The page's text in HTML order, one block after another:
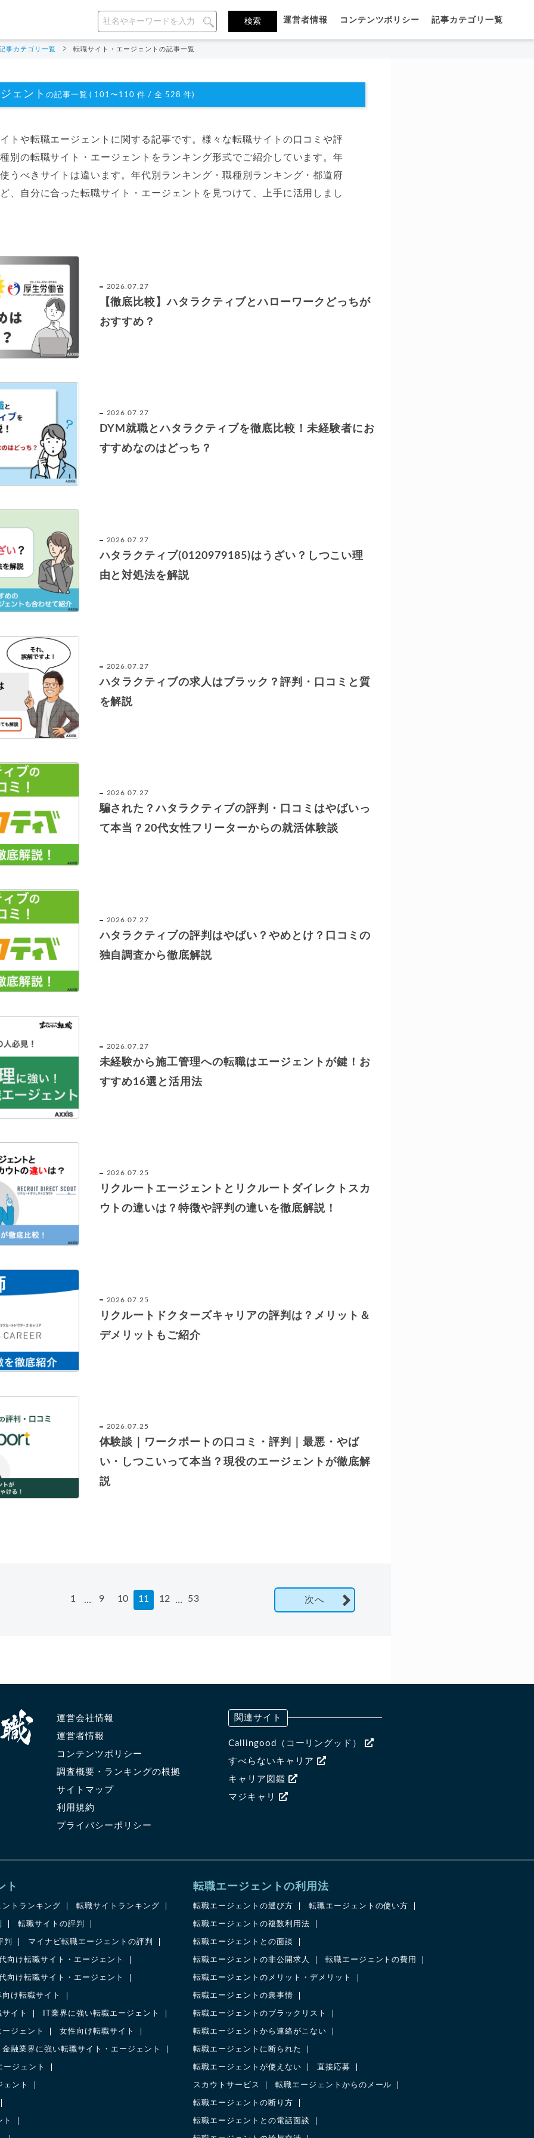
運営者情報 コンテンツポリシー 記事カテゴリ一覧
事カテゴリ一覧 転職サイト・エージェントの記事一覧
ェント の記事一覧 ( 101〜110 件 / 全 528 件)
トや転職エージェントに関する記事です。様々な転職サイトの口コミや評
別の転職サイト・エージェントをランキング形式でご紹介しています。年
うべきサイトは違います。年代別ランキング・職種別ランキング・都道府
、自分に合った転職サイト・エージェントを見つけて、上手に活用しまし
2026.07.27
【徹底比較】ハタラクティブとハローワークどっちが
おすすめ？
2026.07.27
DYM就職とハタラクティブを徹底比較！未経験者にお
すすめなのはどっち？
2026.07.27
ハタラクティブ(0120979185)はうざい？しつこい理
由と対処法を解説
2026.07.27
ハタラクティブの求人はブラック？評判・口コミと質
を解説
2026.07.27
騙された？ハタラクティブの評判・口コミはやばいっ
て本当？20代女性フリーターからの就活体験談
2026.07.27
ハタラクティブの評判はやばい？やめとけ？口コミの
独自調査から徹底解説
2026.07.27
未経験から施工管理への転職はエージェントが鍵！お
すすめ16選と活用法
2026.07.25
リクルートエージェントとリクルートダイレクトスカ
ウトの違いは？特徴や評判の違いを徹底解説！
2026.07.25
リクルートドクターズキャリアの評判は？メリット＆
デメリットもご紹介
2026.07.25
体験談｜ワークポートの口コミ・評判｜最悪・やば
い・しつこいって本当？現役のエージェントが徹底解
説
1 … 9 10 11 12 … 53 次へ
運営会社情報
運営者情報
コンテンツポリシー
調査概要・ランキングの根拠
サイトマップ
利用規約
プライバシーポリシー
関連サイト
Callingood（コーリングッド）
すべらないキャリア
キャリア図鑑
マジキャリ
ト
トランキング 転職サイトランキング
転職サイトの評判
判 マイナビ転職エージェントの評判
向け転職サイト・エージェント
向け転職サイト・エージェント
け転職サイト
イト IT業界に強い転職エージェント
ジェント 女性向け転職サイト
金融業界に強い転職サイト・エージェント
ジェント
ェント
ト
転職エージェントの利用法
転職エージェントの選び方 転職エージェントの使い方
転職エージェントの複数利用法
転職エージェントとの面談
転職エージェントの非公開求人 転職エージェントの費用
転職エージェントのメリット・デメリット
転職エージェントの裏事情
転職エージェントのブラックリスト
転職エージェントから連絡がこない
転職エージェントに断られた
転職エージェントが使えない 直接応募
スカウトサービス 転職エージェントからのメール
転職エージェントの断り方
転職エージェントとの電話面談